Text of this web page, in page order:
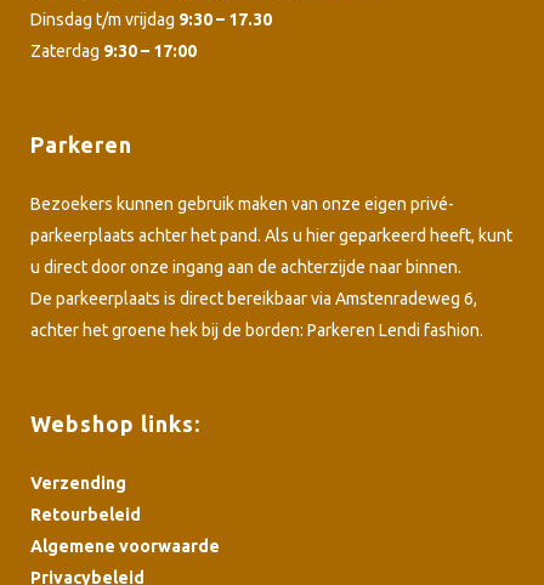
Dinsdag t/m vrijdag 9:30 – 17.30
Zaterdag 9:30 – 17:00
Parkeren
Bezoekers kunnen gebruik maken van onze eigen privé-
parkeerplaats achter het pand. Als u hier geparkeerd heeft, kunt
u direct door onze ingang aan de achterzijde naar binnen.
De parkeerplaats is direct bereikbaar via Amstenradeweg 6,
achter het groene hek bij de borden: Parkeren Lendi fashion.
Webshop links:
Verzending
Retourbeleid
Algemene voorwaarde
Privacybeleid